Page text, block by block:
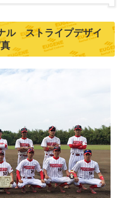
ル ストライプデザイ